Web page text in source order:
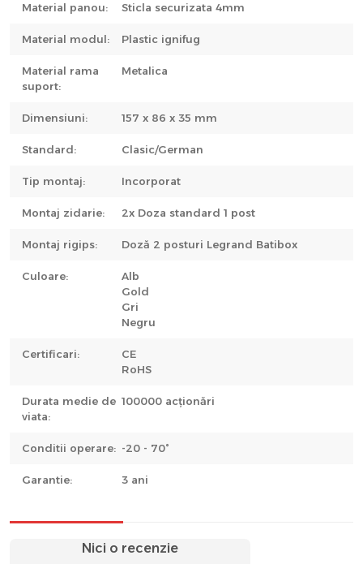
Material panou: Sticla securizata 4mm
Material modul: Plastic ignifug
Material rama
suport:
Metalica
Dimensiuni: 157 x 86 x 35 mm
Standard: Clasic/German
Tip montaj: Incorporat
Montaj zidarie: 2x Doza standard 1 post
Montaj rigips: Doză 2 posturi Legrand Batibox
Culoare:
Alb
Gold
Gri
Negru
Certificari:
CE
RoHS
Durata medie de
viata:
100000 acționări
Conditii operare: -20 - 70°
Garantie: 3 ani
Nici o recenzie